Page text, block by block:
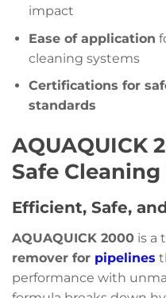
impact
Ease of application
cleaning systems
Certifications for
standards
AQUAQUICK
Safe
Efficient, Safe,
AQUAQUICK 2000 is a
remover for pipelines
performance with